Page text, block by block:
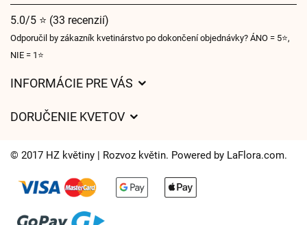
5.0/5 ⭐ (33 recenzií)
Odporučil by zákazník kvetinárstvo po dokončení objednávky? ÁNO = 5⭐,
NIE = 1⭐
INFORMÁCIE PRE VÁS
Časy doručenia kvetov – prehľad možností
DORUČENIE KVETOV
Kam doručujeme kvety
Súbory cookie
© 2017 HZ květiny | Rozvoz květin. Powered by LaFlora.com.